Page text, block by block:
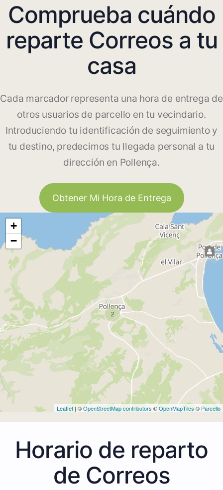
Comprueba cuándo
reparte Correos a tu
casa
Cada marcador representa una hora de entrega de
otros usuarios de parcello en tu vecindario.
Introduciendo tu identificación de seguimiento y
tu destino, predecimos tu llegada personal a tu
dirección en Pollença.
Obtener Mi Hora de Entrega
2
+
−
Leaflet | ©OpenStreetMap contributors ©OpenMapTiles © Parcello
Horario de reparto
de Correos